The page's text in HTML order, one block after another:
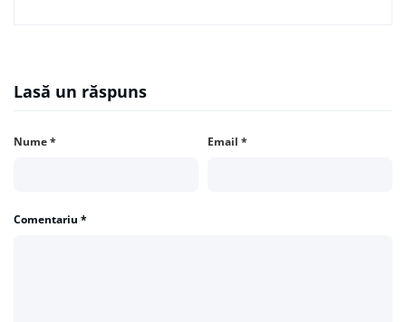
Lasă un răspuns
Nume* Email *
Comentariu *